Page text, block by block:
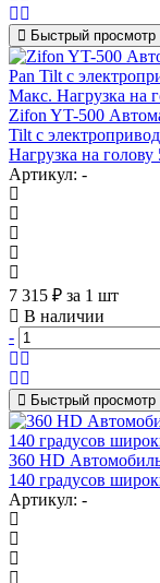
Быстрый просмотр
Zifon YT-500
Tilt с
Нагрузка на
Артикул: -
7 315 ₽ за 1 шт
В наличии
-
Быстрый просмотр
360 HD
140 градусов
Артикул: -